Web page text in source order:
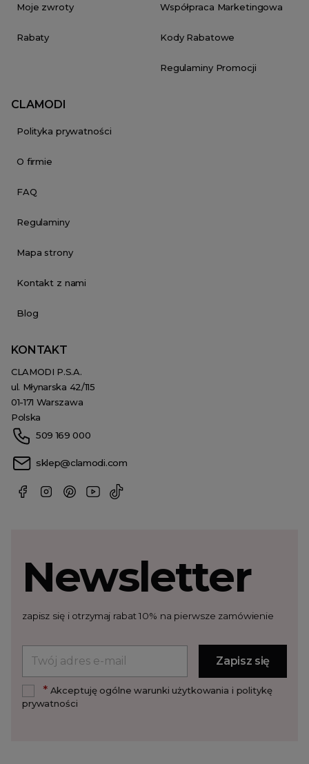
Moje zwroty
Rabaty
Współpraca Marketingowa
Kody Rabatowe
Regulaminy Promocji
CLAMODI
Polityka prywatności
O firmie
FAQ
Regulaminy
Mapa strony
Kontakt z nami
Blog
KONTAKT
CLAMODI P.S.A.
ul. Młynarska 42/115
01-171 Warszawa
Polska
509 169 000
sklep@clamodi.com
Newsletter
zapisz się i otrzymaj rabat 10% na pierwsze zamówienie
*Akceptuję ogólne warunki użytkowania i politykę
prywatności